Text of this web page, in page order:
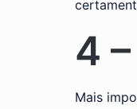
4
Mais